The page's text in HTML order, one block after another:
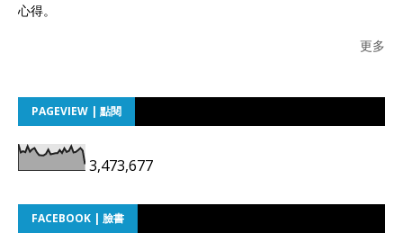
心得。
更多
PAGEVIEW | 點閱
3,473,677
FACEBOOK | 臉書